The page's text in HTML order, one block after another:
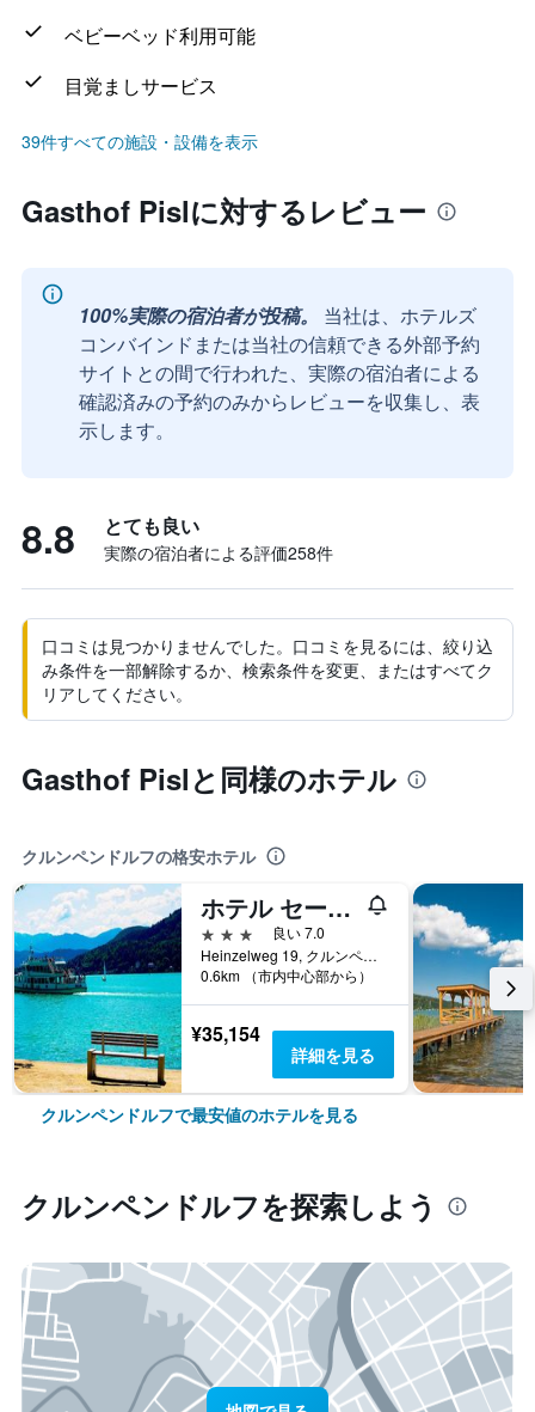
ベビーベッド利用可能
目覚ましサービス
39件すべての施設・設備を表示
Gasthof Pislに対するレビュー
100%実際の宿泊者が投稿。
当社は、ホテルズ
コンバインドまたは当社の信頼できる外部予約
サイトとの間で行われた、実際の宿泊者による
確認済みの予約のみからレビューを収集し、表
示します。
8.8 とても良い
実際の宿泊者による評価258​件
口コミは見つかりませんでした。口コミを見るには、絞り込
み条件を一部解除するか、検索条件を変更、またはすべてク
リアしてください。
Gasthof Pislと同様のホテル
クルンペンドルフの格安ホテル
ホテル セーローゼル ヴェルターゼー ケルンテン
3つ星
良い 7.0
Heinzelweg 19, クルンペンドルフ, ケルンテン州, オーストリア
0.6km （市内中心部から）
¥35,154
詳細を見る
クルンペンドルフで最安値のホテルを見る
クルンペンドルフ​を探索しよう